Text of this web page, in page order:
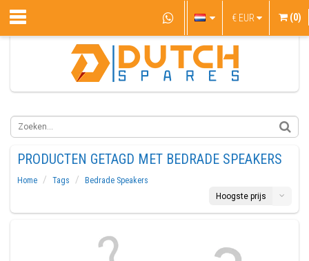
€ EUR (0)
PRODUCTEN GETAGD MET BEDRADE SPEAKERS
Home Tags
Bedrade Speakers
Hoogste prijs